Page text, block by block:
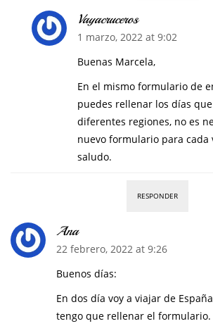
Vayacruceros
1 marzo, 2022 at 9:02
Buenas Marcela,
En el mismo formulario de
puedes rellenar los días
diferentes regiones, no es
nuevo formulario para cada
saludo.
RESPONDER
Ana
22 febrero, 2022 at 9:26
Buenos días:
En dos día voy a viajar de
tengo que rellenar el